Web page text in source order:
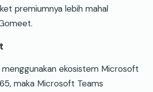
premiumnya lebih mahal
menggunakan ekosistem Microsoft
maka Microsoft Teams